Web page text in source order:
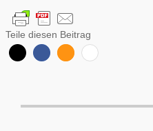
Teile diesen Beitrag